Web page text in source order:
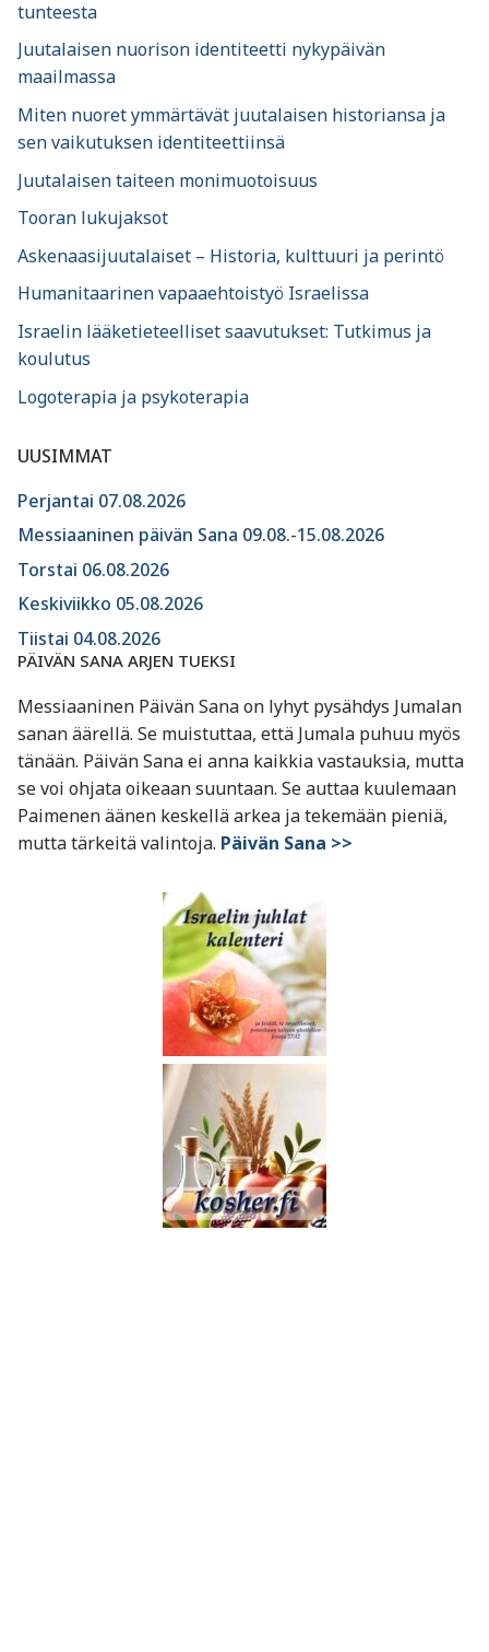
tunteesta
Juutalaisen nuorison identiteetti nykypäivän
maailmassa
Miten nuoret ymmärtävät juutalaisen historiansa ja
sen vaikutuksen identiteettiinsä
Juutalaisen taiteen monimuotoisuus
Tooran lukujaksot
Askenaasijuutalaiset – Historia, kulttuuri ja perintö
Humanitaarinen vapaaehtoistyö Israelissa
Israelin lääketieteelliset saavutukset: Tutkimus ja
koulutus
Logoterapia ja psykoterapia
UUSIMMAT
Perjantai 07.08.2026
Messiaaninen päivän Sana 09.08.-15.08.2026
Torstai 06.08.2026
Keskiviikko 05.08.2026
Tiistai 04.08.2026
PÄIVÄN SANA ARJEN TUEKSI
Messiaaninen Päivän Sana on lyhyt pysähdys Jumalan
sanan äärellä. Se muistuttaa, että Jumala puhuu myös
tänään. Päivän Sana ei anna kaikkia vastauksia, mutta
se voi ohjata oikeaan suuntaan. Se auttaa kuulemaan
Paimenen äänen keskellä arkea ja tekemään pieniä,
mutta tärkeitä valintoja. Päivän Sana >>